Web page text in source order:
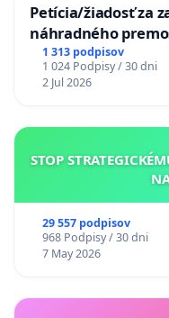
Petícia/žiadosť za
náhradného
uzávery Vážskeho
1 313 podpisov
1 024 Podpisy / 30 dni
2 Jul 2026
STOP
29 557 podpisov
968 Podpisy / 30 dni
7 May 2026